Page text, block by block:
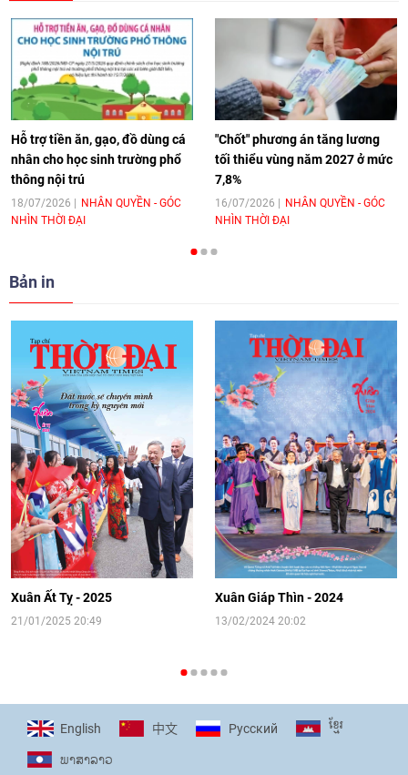
[Video] Âm nhạc flamenco gắn kết văn
hoá Việt Nam - Tây Ban Nha
11:10 17/06/2026
[Video] Trao tặng Kỷ niệm chương "Vì
hòa bình, hữu nghị giữa các dân tộc"
cho Đại sứ Hungary tại Việt Nam
[Video] Nhân dân Việt Nam luôn trân
trọng tình cảm của nước Nga
08:02| 13/06/2026
Video: Cơ hội giao lưu quốc tế cho học
sinh Việt Nam tại trại hè Artek
14:41|12/06/2026
[Video] Đối ngoại nhân dân Thủ đô
hướng tới kết nối hiệu quả nguồn lực
người Việt Nam ở nước ngoài
16:58|10/06/2026
cùng thanh thiếu nhi tiên phong ứng
phó với biến đổi khí hậu
17:07|09/06/2026
Hỗ trợ tiền ăn, gạo, đồ dùng cá
nhân cho học sinh trường phổ
thông nội trú
18/07/2026
NHÂN QUYỀN - GÓC
NHÌN THỜI ĐẠI
"Chốt" phương án tăng lương
tối thiểu vùng năm 2027 ở mức
7,8%
16/07/2026
NHÂN QUYỀN - GÓC
NHÌN THỜI ĐẠI
Bản in
Xuân Ất Tỵ - 2025
21/01/2025 20:49
Xuân Giáp Thìn - 2024
13/02/2024 20:02
English 中文 Pусский ខ្មែរ
ພາ​ສາ​ລາວ